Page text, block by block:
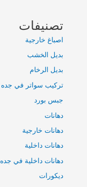
تصنيفات
اصباغ خارجية
بديل الخشب
بديل الرخام
تركيب سواتر في جده
جبس بورد
دهانات
دهانات خارجية
دهانات داخلية
دهانات داخلية في جده
ديكورات